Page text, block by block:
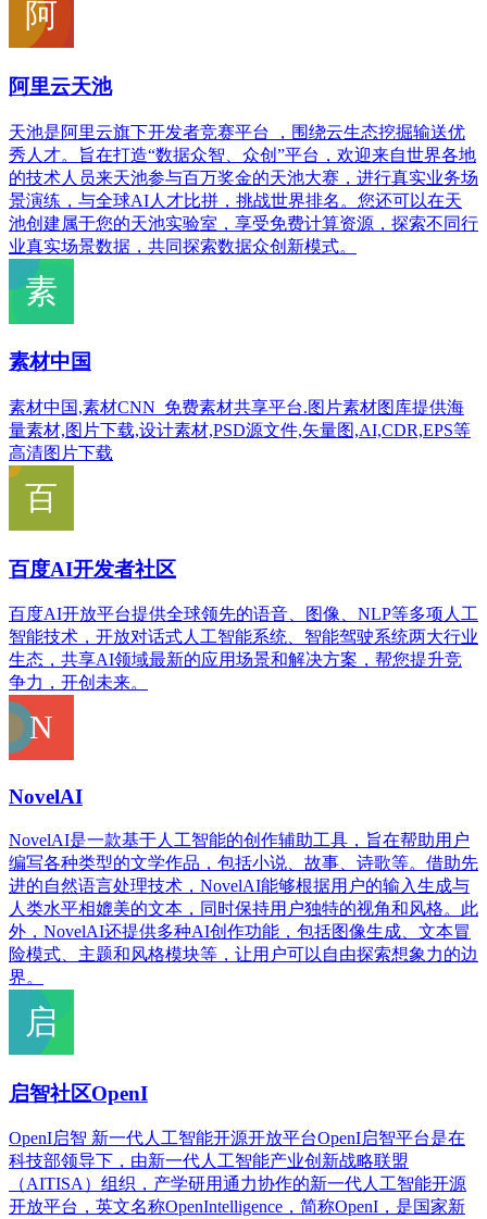
阿里云天池
天池是阿里云旗下开发者竞赛平台 ，围绕云生态挖掘输送优
秀人才。旨在打造“数据众智、众创”平台，欢迎来自世界各地
的技术人员来天池参与百万奖金的天池大赛，进行真实业务场
景演练，与全球AI人才比拼，挑战世界排名。您还可以在天
池创建属于您的天池实验室，享受免费计算资源，探索不同行
业真实场景数据，共同探索数据众创新模式。
素材中国
素材中国,素材CNN_免费素材共享平台.图片素材图库提供海
量素材,图片下载,设计素材,PSD源文件,矢量图,AI,CDR,EPS等
高清图片下载
百度AI开发者社区
百度AI开放平台提供全球领先的语音、图像、NLP等多项人工
智能技术，开放对话式人工智能系统、智能驾驶系统两大行业
生态，共享AI领域最新的应用场景和解决方案，帮您提升竞
争力，开创未来。
NovelAI
NovelAI是一款基于人工智能的创作辅助工具，旨在帮助用户
编写各种类型的文学作品，包括小说、故事、诗歌等。借助先
进的自然语言处理技术，NovelAI能够根据用户的输入生成与
人类水平相媲美的文本，同时保持用户独特的视角和风格。此
外，NovelAI还提供多种AI创作功能，包括图像生成、文本冒
险模式、主题和风格模块等，让用户可以自由探索想象力的边
界。
启智社区OpenI
OpenI启智 新一代人工智能开源开放平台OpenI启智平台是在
科技部领导下，由新一代人工智能产业创新战略联盟
（AITISA）组织，产学研用通力协作的新一代人工智能开源
开放平台，英文名称OpenIntelligence，简称OpenI，是国家新